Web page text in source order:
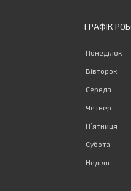
ГРАФІК
Понеділок
Вівторок
Середа
Четвер
Пʼятниця
Субота
Неділя